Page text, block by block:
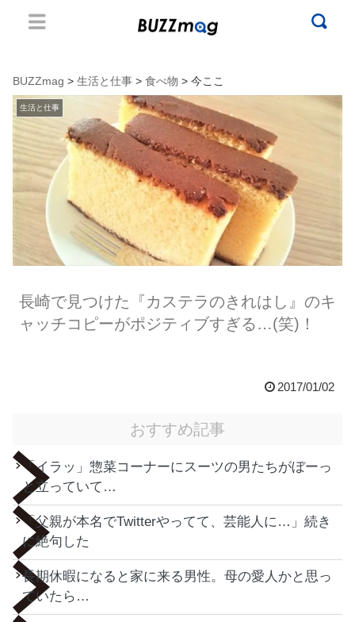
BUZZmag > 生活と仕事 > 食べ物 > 今ここ
生活と仕事
長崎で見つけた『カステラのきれはし』のキ
ャッチコピーがポジティブすぎる…(笑)！
2017/01/02
おすすめ記事
「イラッ」惣菜コーナーにスーツの男たちがぼーっ
と立っていて…
「父親が本名でTwitterやってて、芸能人に…」続き
に絶句した
長期休暇になると家に来る男性。母の愛人かと思っ
ていたら…